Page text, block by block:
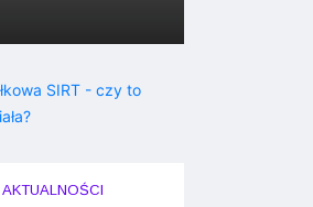
AKTUALNOŚCI